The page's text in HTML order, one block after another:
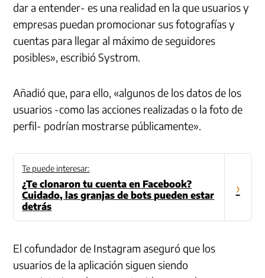
dar a entender- es una realidad en la que usuarios y
empresas puedan promocionar sus fotografías y
cuentas para llegar al máximo de seguidores
posibles», escribió Systrom.
Añadió que, para ello, «algunos de los datos de los
usuarios -como las acciones realizadas o la foto de
perfil- podrían mostrarse públicamente».
Te puede interesar:
¿Te clonaron tu cuenta en Facebook?
Cuidado, las granjas de bots pueden estar
detrás
›
El cofundador de Instagram aseguró que los
usuarios de la aplicación siguen siendo